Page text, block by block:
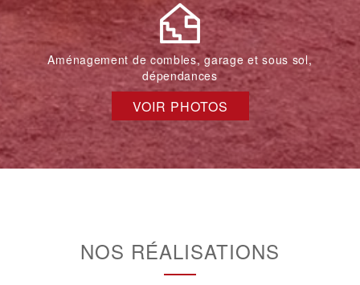
Aménagement de combles, garage et sous sol,
dépendances
VOIR PHOTOS
NOS RÉALISATIONS